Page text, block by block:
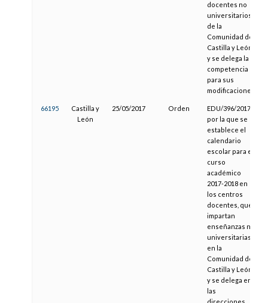
docentes no
universitarios
de la
Comunidad de
Castilla y León
y se delega la
competencia
para sus
modificaciones
66195
Castilla y
León
25/05/2017 Orden
EDU/396/2017,
por la que se
establece el
calendario
escolar para el
curso
académico
2017-2018 en
los centros
docentes, que
impartan
enseñanzas no
universitarias
en la
Comunidad de
Castilla y León,
y se delega en
las